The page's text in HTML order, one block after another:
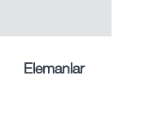
Elemanlar